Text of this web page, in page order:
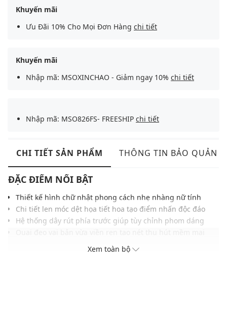
Khuyến mãi
Ưu Đãi 10% Cho Mọi Đơn Hàng chi tiết
Khuyến mãi
Nhập mã: MSOXINCHAO - Giảm ngay 10% chi tiết
Nhập mã: MSO826FS- FREESHIP chi tiết
CHI TIẾT SẢN PHẨM THÔNG TIN BẢO QUẢN
ĐẶC ĐIỂM NỔI BẬT
Thiết kế hình chữ nhật phong cách nhẹ nhàng nữ tính
Chi tiết len móc dệt họa tiết hoa tạo điểm nhấn độc đáo
Hệ thống dây rút phía trước giúp tùy chỉnh phom dáng
Chất liệu vải dệt cao cấp nhẹ nhàng mang lại sự dễ chịu
Ngăn chứa rộng rãi tăng không gian lưu trữ đồ dùng
Xem toàn bộ